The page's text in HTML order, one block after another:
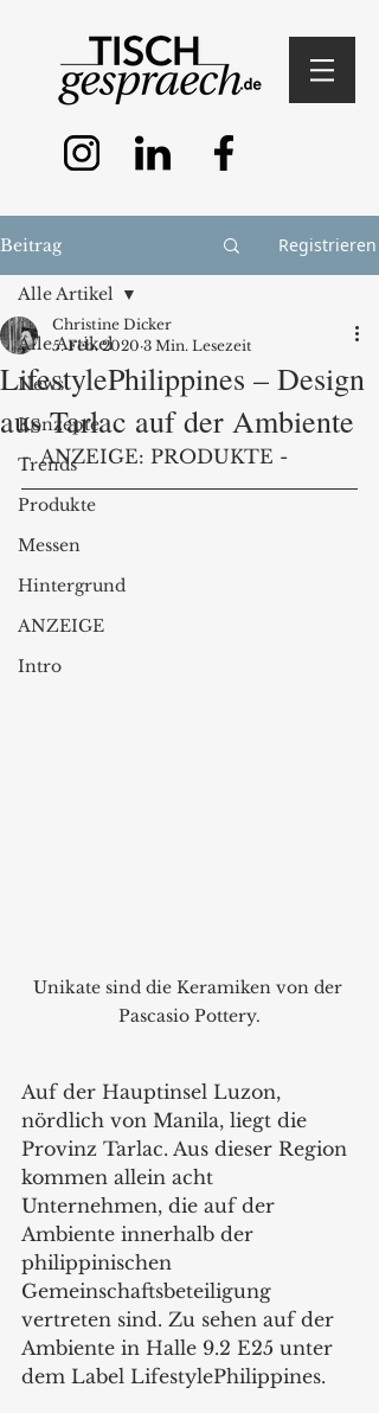
Beitrag Registrieren
Alle Artikel
News
Konzepte
Trends
Produkte
Messen
Hintergrund
ANZEIGE
Intro
Alle Artikel
LifestylePhilippines – Design
aus Tarlac auf der Ambiente
Christine Dicker
5. Feb. 2020 3 Min. Lesezeit
-  ANZEIGE: PRODUKTE -
Unikate sind die Keramiken von der
Pascasio Pottery.
Auf der Hauptinsel Luzon,
nördlich von Manila, liegt die
Provinz Tarlac. Aus dieser Region
kommen allein acht
Unternehmen, die auf der
Ambiente innerhalb der
philippinischen
Gemeinschaftsbeteiligung
vertreten sind. Zu sehen auf der
Ambiente in Halle 9.2 E25 unter
dem Label LifestylePhilippines.